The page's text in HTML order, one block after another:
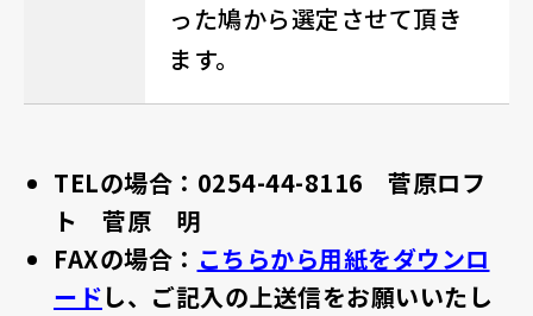
った鳩から選定させて頂き
ます。
TELの場合：0254-44-8116 菅原ロフ
ト 菅原 明
FAXの場合： こちらから用紙をダウンロ
ードし、ご記入の上送信をお願いいたし